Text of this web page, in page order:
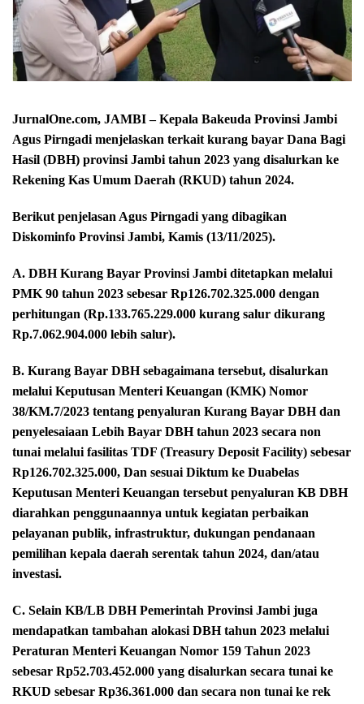
JurnalOne.com, JAMBI – Kepala Bakeuda Provinsi Jambi
Agus Pirngadi menjelaskan terkait kurang bayar Dana Bagi
Hasil (DBH) provinsi Jambi tahun 2023 yang disalurkan ke
Rekening Kas Umum Daerah (RKUD) tahun 2024.
Berikut penjelasan Agus Pirngadi yang dibagikan
Diskominfo Provinsi Jambi, Kamis (13/11/2025).
A. DBH Kurang Bayar Provinsi Jambi ditetapkan melalui
PMK 90 tahun 2023 sebesar Rp126.702.325.000 dengan
perhitungan (Rp.133.765.229.000 kurang salur dikurang
Rp.7.062.904.000 lebih salur).
B. Kurang Bayar DBH sebagaimana tersebut, disalurkan
melalui Keputusan Menteri Keuangan (KMK) Nomor
38/KM.7/2023 tentang penyaluran Kurang Bayar DBH dan
penyelesaiaan Lebih Bayar DBH tahun 2023 secara non
tunai melalui fasilitas TDF (Treasury Deposit Facility) sebesar
Rp126.702.325.000, Dan sesuai Diktum ke Duabelas
Keputusan Menteri Keuangan tersebut penyaluran KB DBH
diarahkan penggunaannya untuk kegiatan perbaikan
pelayanan publik, infrastruktur, dukungan pendanaan
pemilihan kepala daerah serentak tahun 2024, dan/atau
investasi.
C. Selain KB/LB DBH Pemerintah Provinsi Jambi juga
mendapatkan tambahan alokasi DBH tahun 2023 melalui
Peraturan Menteri Keuangan Nomor 159 Tahun 2023
sebesar Rp52.703.452.000 yang disalurkan secara tunai ke
RKUD sebesar Rp36.361.000 dan secara non tunai ke rek